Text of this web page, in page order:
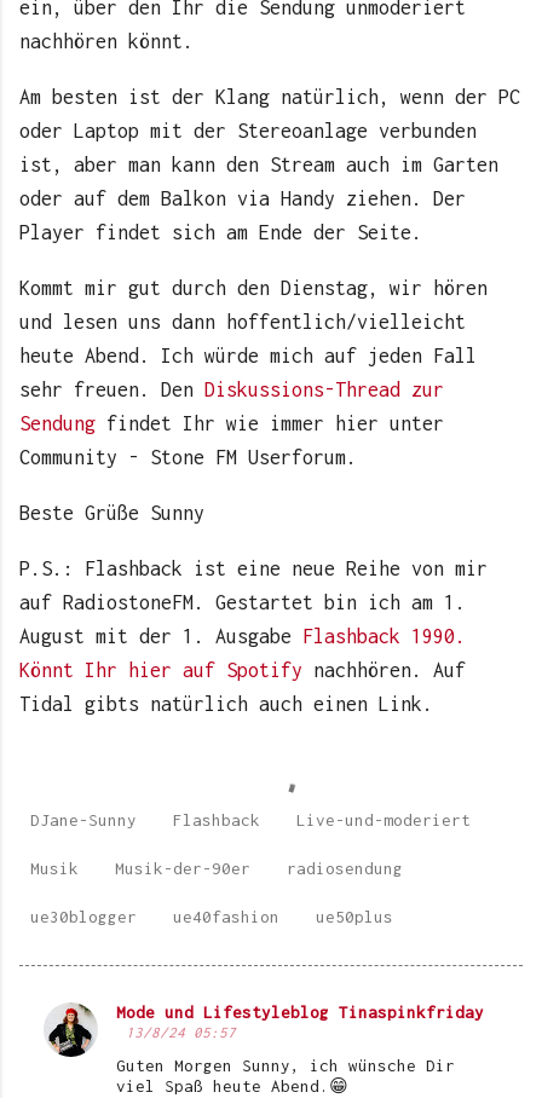
ein, über den Ihr die Sendung unmoderiert
nachhören könnt.
Am besten ist der Klang natürlich, wenn der PC
oder Laptop mit der Stereoanlage verbunden
ist, aber man kann den Stream auch im Garten
oder auf dem Balkon via Handy ziehen. Der
Player findet sich am Ende der Seite.
Kommt mir gut durch den Dienstag, wir hören
und lesen uns dann hoffentlich/vielleicht
heute Abend. Ich würde mich auf jeden Fall
sehr freuen. Den Diskussions-Thread zur
Sendung findet Ihr wie immer hier unter
Community - Stone FM Userforum.
Beste Grüße Sunny
P.S.: Flashback ist eine neue Reihe von mir
auf RadiostoneFM. Gestartet bin ich am 1.
August mit der 1. Ausgabe Flashback 1990.
Könnt Ihr hier auf Spotify nachhören. Auf
Tidal gibts natürlich auch einen Link.
DJane-Sunny Flashback Live-und-moderiert
Musik Musik-der-90er radiosendung
ue30blogger ue40fashion ue50plus
K
Mode und Lifestyleblog Tinaspinkfriday
13/8/24 05:57
Guten Morgen Sunny, ich wünsche Dir
viel Spaß heute Abend.😁